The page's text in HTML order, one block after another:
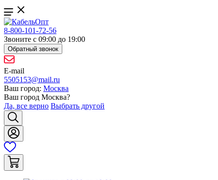
8-800-101-72-56
Звоните с 09:00 до 19:00
Обратный звонок
E-mail
5505153@mail.ru
Ваш город: Москва
Ваш город Москва?
Да, все верно Выбрать другой